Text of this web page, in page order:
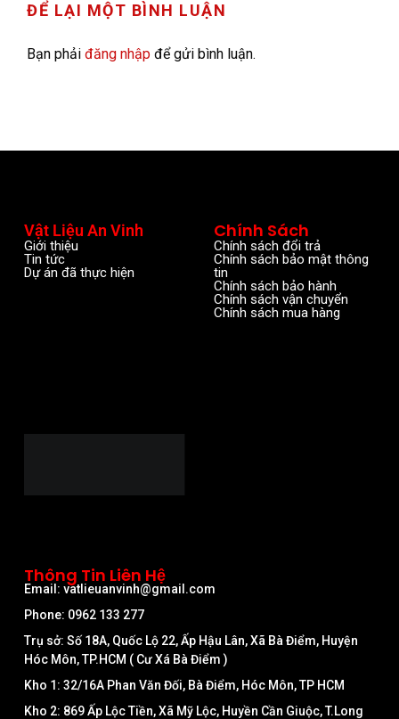
ĐỂ LẠI MỘT BÌNH LUẬN
Bạn phải đăng nhập để gửi bình luận.
Vật Liệu An Vinh
Giới thiệu
Tin tức
Dự án đã thực hiện
Chính Sách
Chính sách đổi trả
Chính sách bảo mật thông
tin
Chính sách bảo hành
Chính sách vận chuyển
Chính sách mua hàng
Thông Tin Liên Hệ
Email: vatlieuanvinh@gmail.com
Phone: 0962 133 277
Trụ sở: Số 18A, Quốc Lộ 22, Ấp Hậu Lân, Xã Bà Điểm, Huyện
Hóc Môn, TP.HCM ( Cư Xá Bà Điểm )
Kho 1: 32/16A Phan Văn Đối, Bà Điểm, Hóc Môn, TP HCM
Kho 2: 869 Ấp Lộc Tiền, Xã Mỹ Lộc, Huyền Cần Giuộc, T.Long